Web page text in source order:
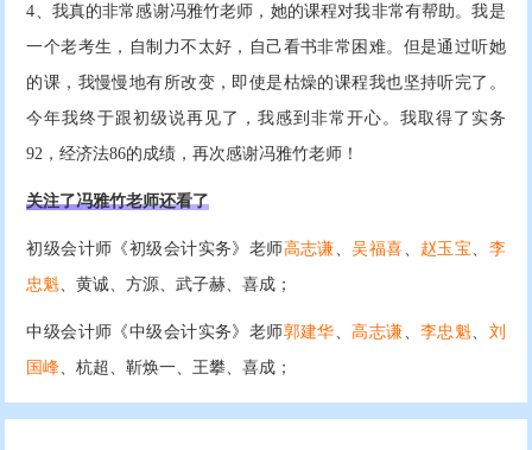
4、我真的非常感谢冯雅竹老师，她的课程对我非常有帮助。我是
一个老考生，自制力不太好，自己看书非常困难。但是通过听她
的课，我慢慢地有所改变，即使是枯燥的课程我也坚持听完了。
今年我终于跟初级说再见了，我感到非常开心。我取得了实务
92，经济法86的成绩，再次感谢冯雅竹老师！
关注了冯雅竹老师还看了
初级会计师《初级会计实务》老师高志谦 、吴福喜 赵玉宝
李
忠魁 、黄诚、方源、武子赫、喜成；
中级会计师《中级会计实务》老师郭建华 、高志谦 李忠魁
刘
国峰 、杭超、靳焕一、王攀、喜成；